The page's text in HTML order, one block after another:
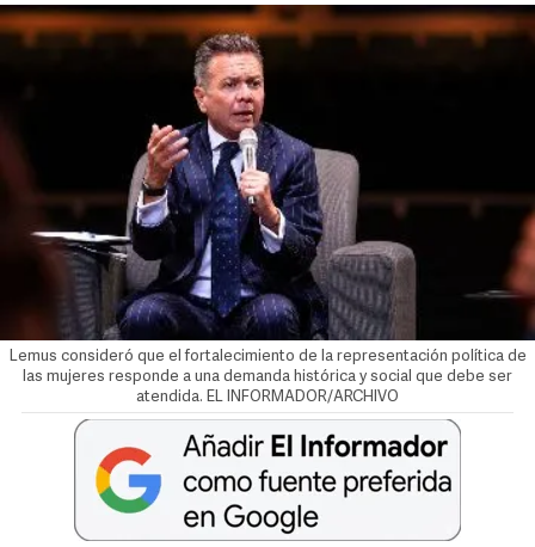
Lemus consideró que el fortalecimiento de la representación política de
las mujeres responde a una demanda histórica y social que debe ser
atendida. EL INFORMADOR/ARCHIVO